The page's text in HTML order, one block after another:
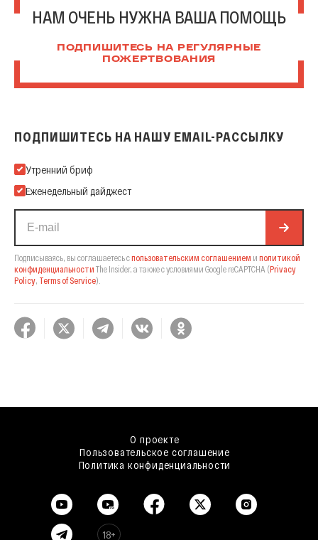
НАМ ОЧЕНЬ НУЖНА ВАША ПОМОЩЬ
ПОДПИШИТЕСЬ НА РЕГУЛЯРНЫЕ
ПОЖЕРТВОВАНИЯ
ПОДПИШИТЕСЬ НА НАШУ EMAIL-РАССЫЛКУ
Подпишитесь на нашу Email-рассылку
Утренний бриф
Еженедельный дайджест
Подписываясь, вы соглашаетесь спользовательским соглашением и политикой
конфиденциальности The Insider, а также с условиями Google reCAPTCHA (Privacy
Policy, Terms of Service).
О проекте
Пользовательское соглашение
Политика конфиденциальности
18+